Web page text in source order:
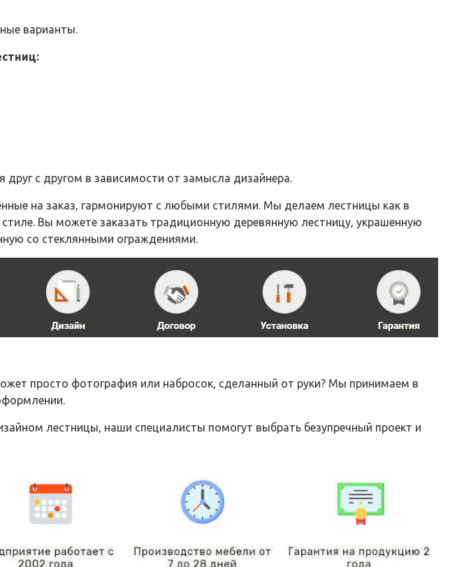
варианты.
с другом в зависимости от замысла дизайнера.
на заказ, гармонируют с любыми стилями. Мы делаем лестницы как в
Вы можете заказать традиционную деревянную лестницу, украшенную
со стеклянными ограждениями.
просто фотография или набросок, сделанный от руки? Мы принимаем в
лестницы, наши специалисты помогут выбрать безупречный проект и